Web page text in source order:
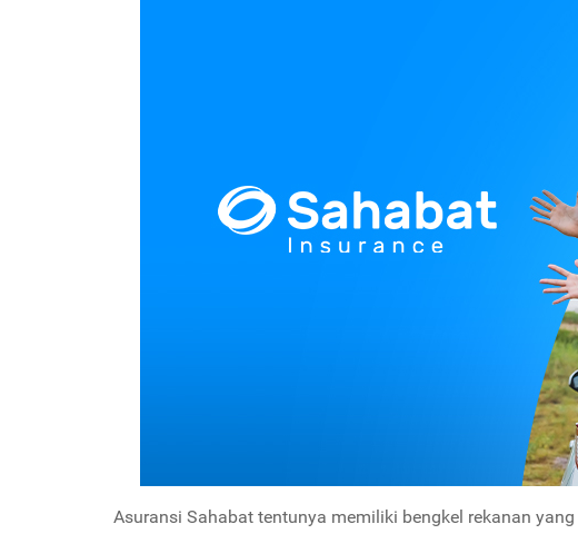
Asuransi Sahabat tentunya memiliki bengkel rekanan